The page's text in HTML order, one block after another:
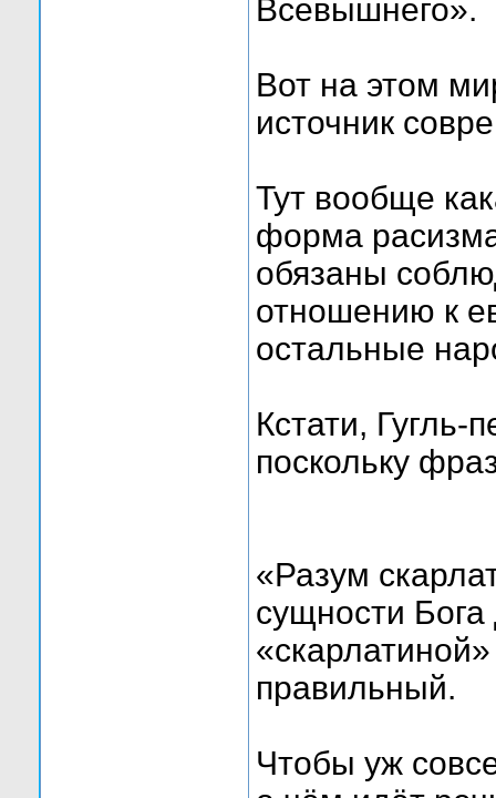
Всевышнего».
Вот на этом
источник
Тут вообще
форма
обязаны
отношению к
остальные
Кстати, Гугль-
поскольку
«Разум
сущности
правильный.
Чтобы уж